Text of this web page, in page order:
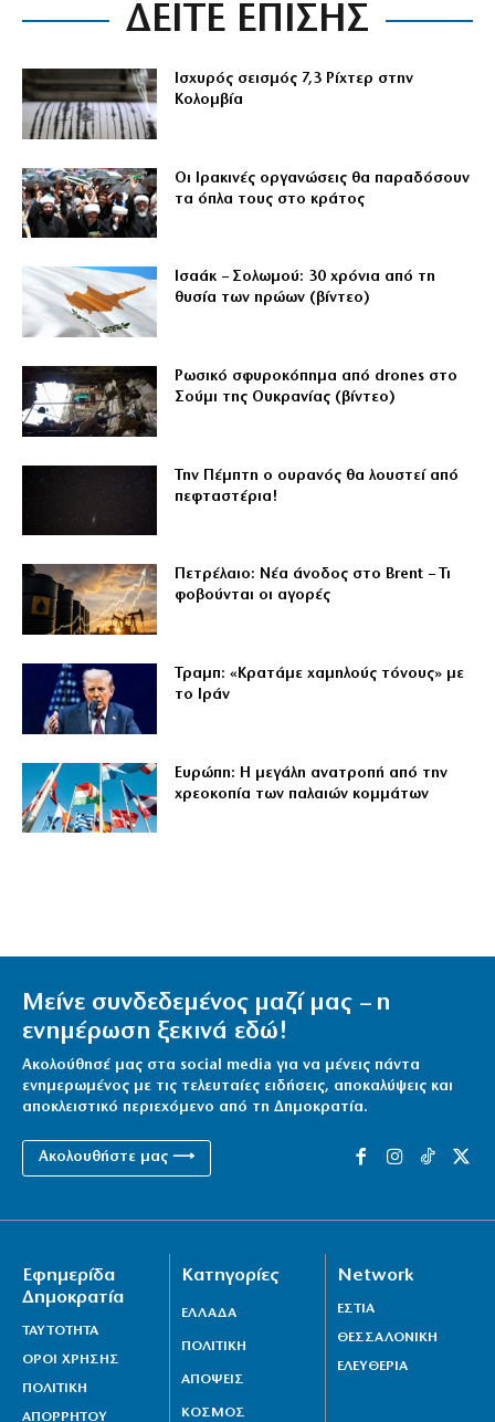
ΔΕΙΤΕ ΕΠΙΣΗΣ
Ισχυρός σεισμός 7,3 Ρίχτερ στην
Κολομβία
Οι Ιρακινές οργανώσεις θα παραδόσουν
τα όπλα τους στο κράτος
Ισαάκ – Σολωμού: 30 χρόνια από τη
θυσία των ηρώων (βίντεο)
Ρωσικό σφυροκόπημα από drones στο
Σούμι της Ουκρανίας (βίντεο)
Την Πέμπτη ο ουρανός θα λουστεί από
πεφταστέρια!
Πετρέλαιο: Νέα άνοδος στο Brent – Τι
φοβούνται οι αγορές
Τραμπ: «Κρατάμε χαμηλούς τόνους» με
το Ιράν
Ευρώπη: Η μεγάλη ανατροπή από την
χρεοκοπία των παλαιών κομμάτων
Μείνε συνδεδεμένος μαζί μας – η
ενημέρωση ξεκινά εδώ!
Ακολούθησέ μας στα social media για να μένεις πάντα
ενημερωμένος με τις τελευταίες ειδήσεις, αποκαλύψεις και
αποκλειστικό περιεχόμενο από τη Δημοκρατία.
Ακολουθήστε μας ⟶
Εφημερίδα
Δημοκρατία
ΤΑΥΤΟΤΗΤΑ
ΟΡΟΙ ΧΡΗΣΗΣ
ΠΟΛΙΤΙΚΗ
ΑΠΟΡΡΗΤΟΥ
Κατηγορίες
ΕΛΛΑΔΑ
ΠΟΛΙΤΙΚΗ
ΑΠΟΨΕΙΣ
ΚΟΣΜΟΣ
Network
ΕΣΤΙΑ
ΘΕΣΣΑΛΟΝΙΚΗ
ΕΛΕΥΘΕΡΙΑ